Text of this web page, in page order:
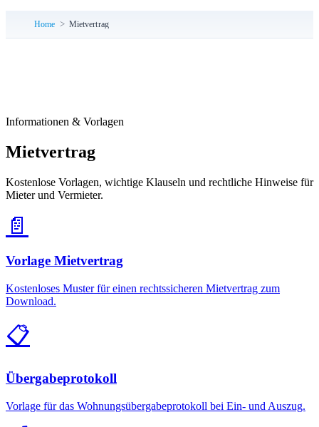
Home Mietvertrag
Informationen & Vorlagen
Mietvertrag
Kostenlose Vorlagen, wichtige Klauseln und rechtliche Hinweise für
Mieter und Vermieter.
📄
Vorlage Mietvertrag
Kostenloses Muster für einen rechtssicheren Mietvertrag zum
Download.
📋
Übergabeprotokoll
Vorlage für das Wohnungsübergabeprotokoll bei Ein- und Auszug.